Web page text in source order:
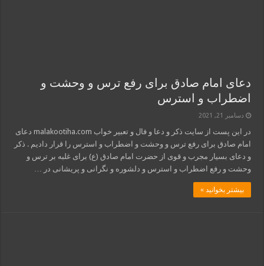
دعای امام صادق برای رفع ترس و وحشت و
اضطراب و استرس
دسامبر 21, 2021
در این پست از سایت ذکر و دعا و فال و تعبیر خواب malakootiha.com دعای
امام صادق برای رفع ترس و وحشت و اضطراب و استرس را قرار دادیم . ذکر
و دعای بسیار مجرب و قوی از حضرت امام صادق (ع) برای غلبه بر ترس و
وحشت و رفع اضطراب و استرس و دلشوره و نگرانی و پریشانی در …
بیشتر بخوانید »